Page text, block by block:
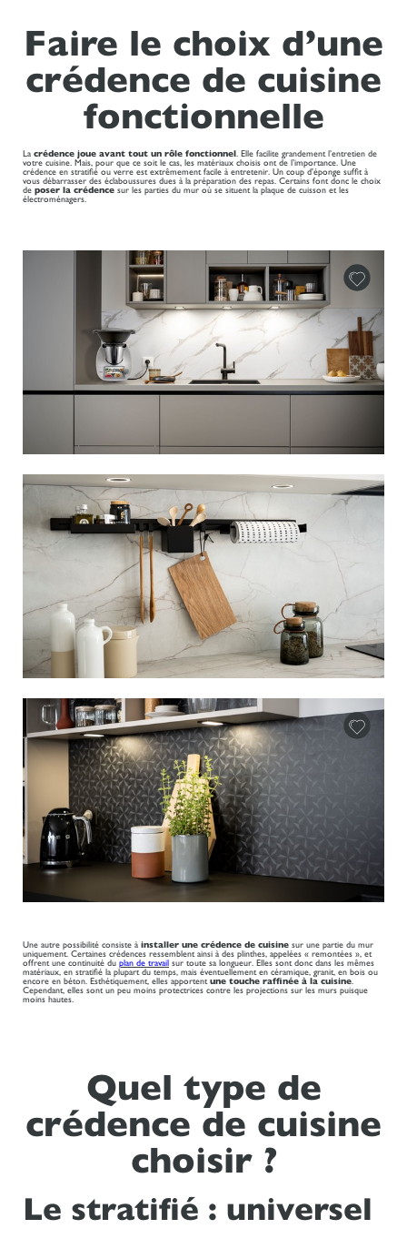
Faire le choix d’une
crédence de cuisine
fonctionnelle
La crédence joue avant tout un rôle fonctionnel . Elle facilite grandement l’entretien de
votre cuisine. Mais, pour que ce soit le cas, les matériaux choisis ont de l’importance. Une
crédence en stratifié ou verre est extrêmement facile à entretenir. Un coup d'éponge suffit à
vous débarrasser des éclaboussures dues à la préparation des repas. Certains font donc le choix
de poser la crédence sur les parties du mur où se situent la plaque de cuisson et les
électroménagers.
Une autre possibilité consiste à installer une crédence de cuisine sur une partie du mur
uniquement. Certaines crédences ressemblent ainsi à des plinthes, appelées « remontées », et
offrent une continuité du plan de travail sur toute sa longueur. Elles sont donc dans les mêmes
matériaux, en stratifié la plupart du temps, mais éventuellement en céramique, granit, en bois ou
encore en béton. Esthétiquement, elles apportentune touche raffinée à la cuisine.
Cependant, elles sont un peu moins protectrices contre les projections sur les murs puisque
moins hautes.
Quel type de
crédence de cuisine
choisir ?
Le stratifié : universel